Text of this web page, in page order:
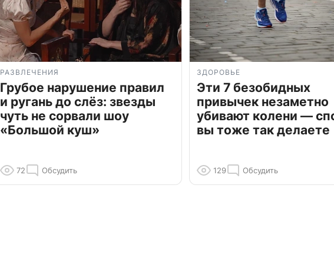
РАЗВЛЕЧЕНИЯ
Грубое нарушение правил
и ругань до слёз: звезды
чуть не сорвали шоу
«Большой куш»
72 Обсудить
ЗДОРОВЬЕ
Эти 7 безобидных
привычек незаметно
убивают колени —
вы тоже так делаете
129 Обсудить